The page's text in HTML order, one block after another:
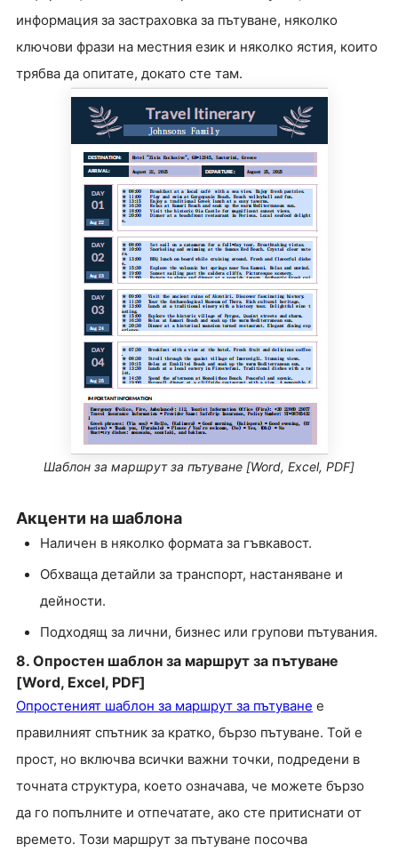
информация за застраховка за пътуване, няколко
ключови фрази на местния език и няколко ястия, които
трябва да опитате, докато сте там.
Шаблон за маршрут за пътуване [Word, Excel, PDF]
Акценти на шаблона
Наличен в няколко формата за гъвкавост.
Обхваща детайли за транспорт, настаняване и
дейности.
Подходящ за лични, бизнес или групови пътувания.
8. Опростен шаблон за маршрут за пътуване
[Word, Excel, PDF]
Опростеният шаблон за маршрут за пътуване е
правилният спътник за кратко, бързо пътуване. Той е
прост, но включва всички важни точки, подредени в
точната структура, което означава, че можете бързо
да го попълните и отпечатате, ако сте притиснати от
времето. Този маршрут за пътуване посочва